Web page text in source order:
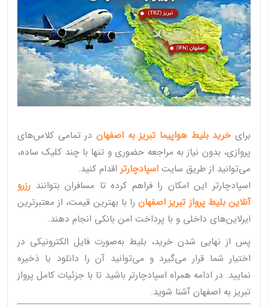
برای خرید بلیط هواپیما تبریز به اصفهان در تمامی کلاس‌های
پروازی، بدون نیاز به مراجعه حضوری و تنها با چند کلیک ساده،
می‌توانید از طریق سایت اسپادچارتر اقدام کنید.
اسپادچارتر این امکان را فراهم کرده تا مسافران بتوانند رزرو
آنلاین بلیط پرواز تبریز اصفهانرا با بهترین قیمت، از معتبرترین
ایرلاین‌های داخلی و با پرداخت امن بانکی انجام دهند.
پس از نهایی شدن خرید، بلیط به‌صورت فایل الکترونیکی در
اختیار شما قرار می‌گیرد و می‌توانید آن را دانلود یا ذخیره
نمایید. در ادامه همراه اسپادچارتر باشید تا با جزئیات کامل پرواز
تبریز به اصفهان آشنا شوید.